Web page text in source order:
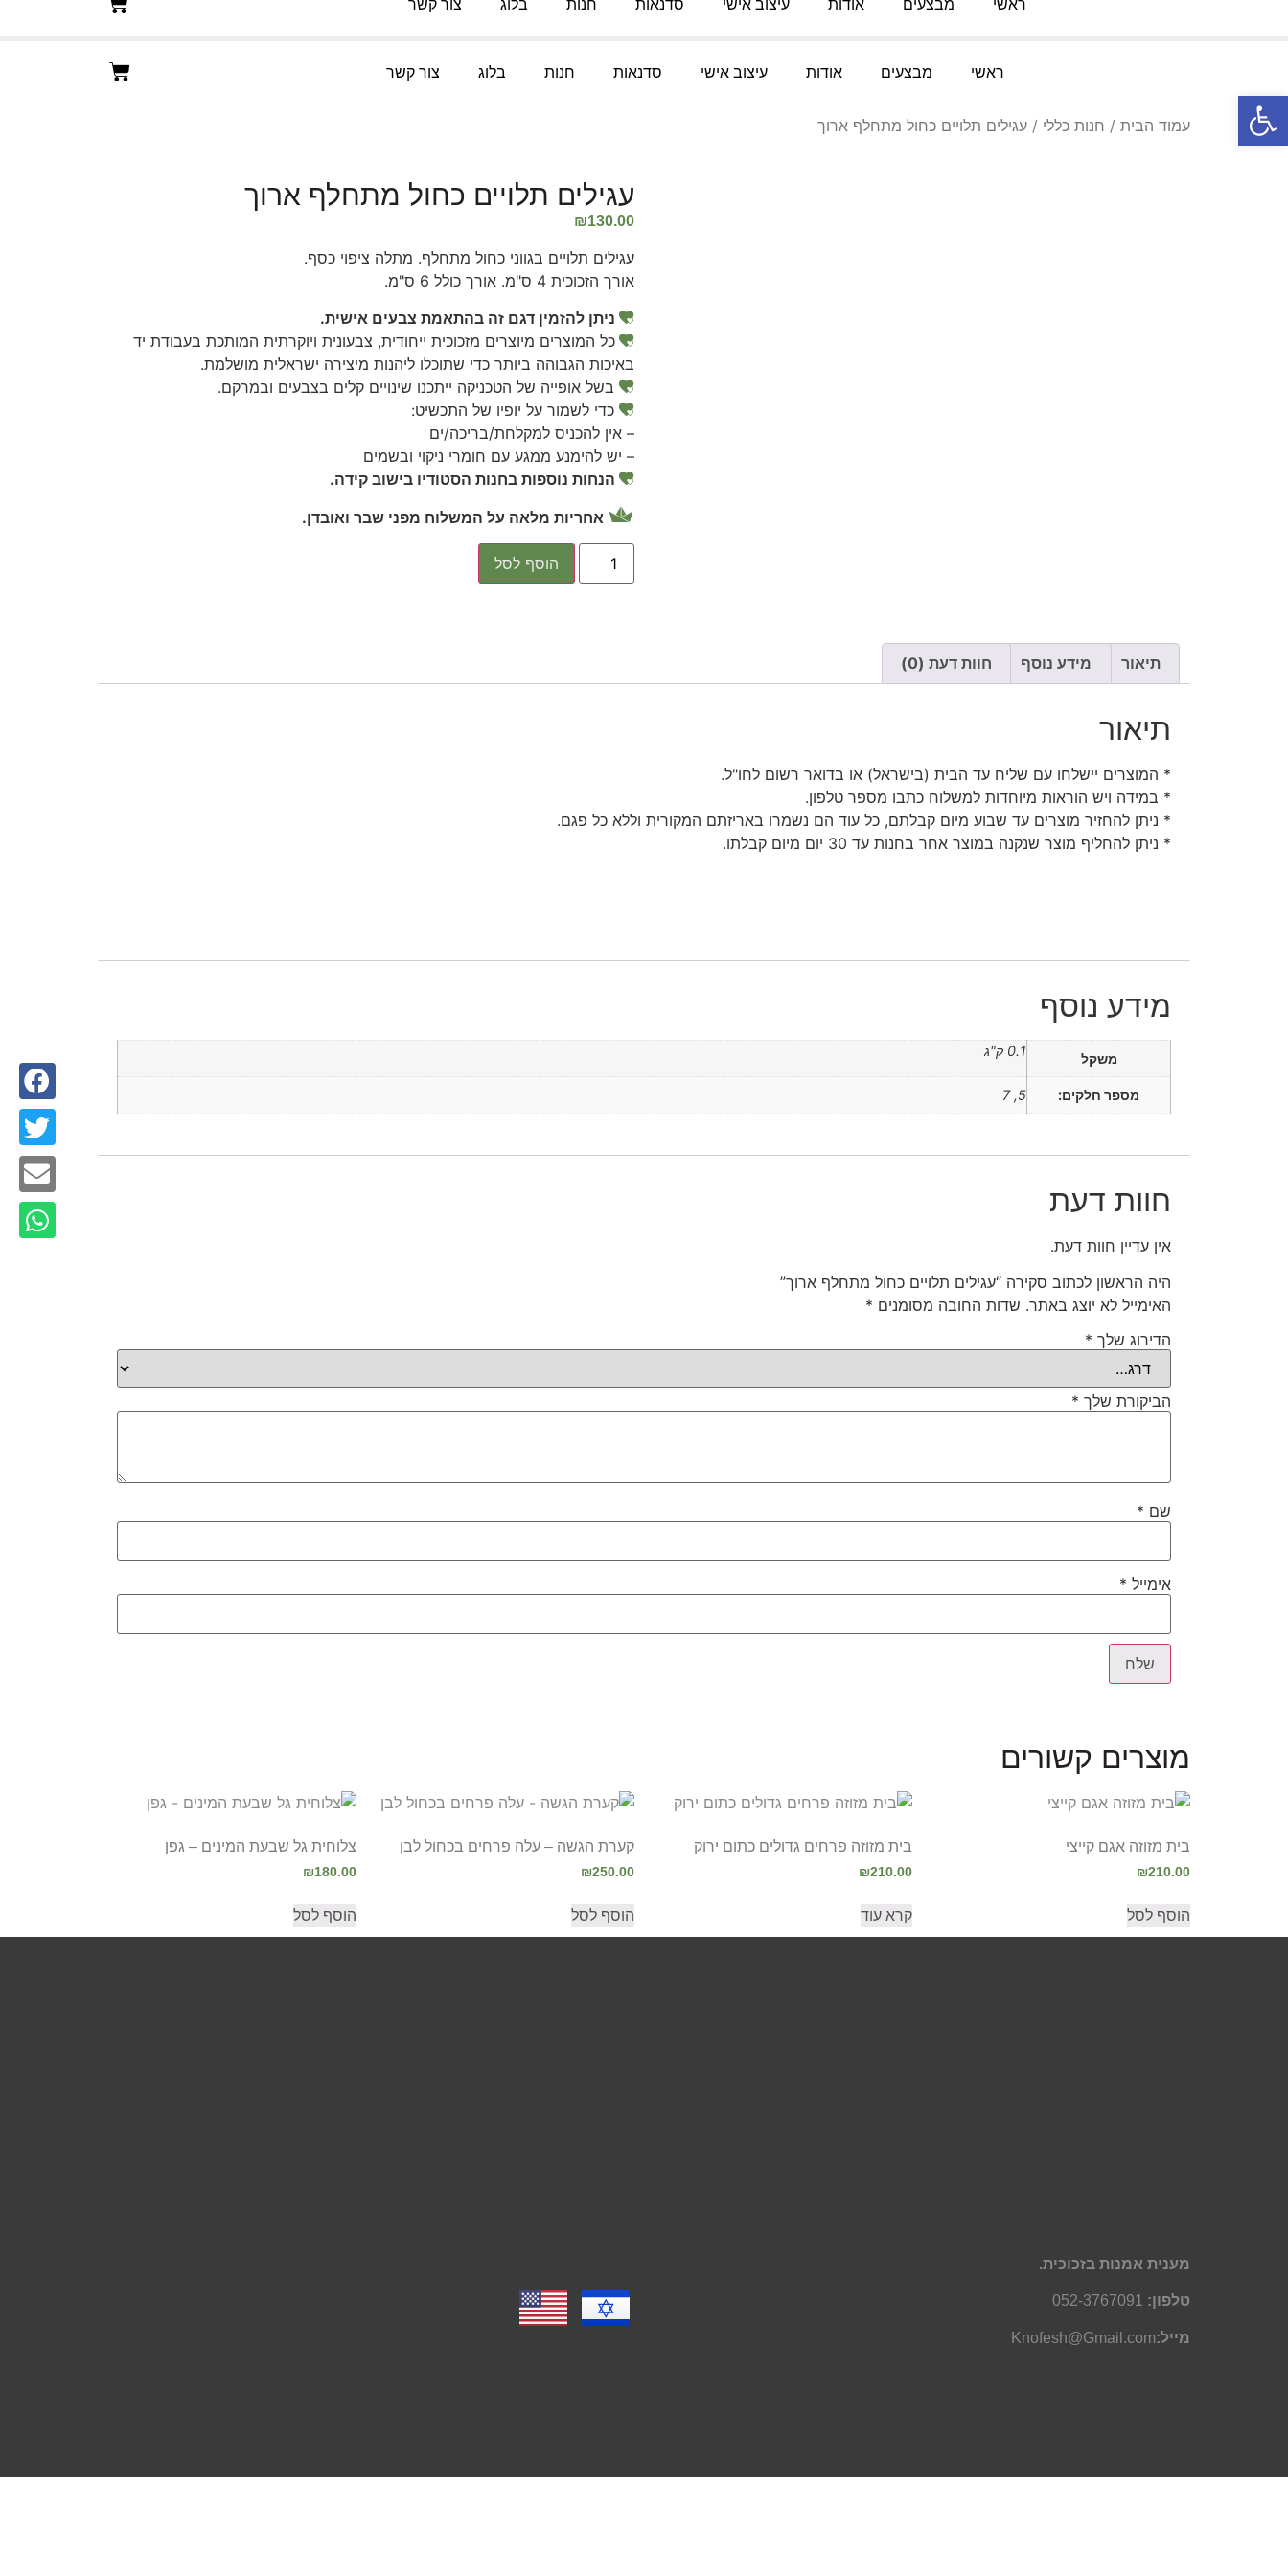
ראשי מבצעים אודות עיצוב אישי סדנאות חנות בלוג צור קשר
ראשי מבצעים אודות עיצוב אישי סדנאות חנות בלוג צור קשר
עמוד הבית / חנות כללי / עגילים תלויים כחול מתחלף ארוך
עגילים תלויים כחול מתחלף ארוך
₪130.00
עגילים תלויים בגווני כחול מתחלף. מתלה ציפוי כסף.
אורך הזכוכית 4 ס"מ. אורך כולל 6 ס"מ.
ניתן להזמין דגם זה בהתאמת צבעים אישית.
כל המוצרים מיוצרים מזכוכית ייחודית, צבעונית ויוקרתית המותכת בעבודת יד
באיכות הגבוהה ביותר כדי שתוכלו ליהנות מיצירה ישראלית מושלמת.
בשל אופייה של הטכניקה ייתכנו שינויים קלים בצבעים ובמרקם.
כדי לשמור על יופיו של התכשיט:
– אין להכניס למקלחת/בריכה/ים
– יש להימנע ממגע עם חומרי ניקוי ובשמים
הנחות נוספות בחנות הסטודיו בישוב קידה.
אחריות מלאה על המשלוח מפני שבר ואובדן.
הוסף לסל
תיאור מידע נוסף חוות דעת (0)
תיאור
* המוצרים יישלחו עם שליח עד הבית (בישראל) או בדואר רשום לחו"ל.
* במידה ויש הוראות מיוחדות למשלוח כתבו מספר טלפון.
* ניתן להחזיר מוצרים עד שבוע מיום קבלתם, כל עוד הם נשמרו באריזתם המקורית וללא כל פגם.
* ניתן להחליף מוצר שנקנה במוצר אחר בחנות עד 30 יום מיום קבלתו.
מידע נוסף
משקל 0.1 ק"ג
מספר חלקים: 5, 7
חוות דעת
אין עדיין חוות דעת.
היה הראשון לכתוב סקירה “עגילים תלויים כחול מתחלף ארוך”
האימייל לא יוצג באתר. שדות החובה מסומנים *
הדירוג שלך *
הביקורת שלך *
שם *
אימייל *
מוצרים קשורים
בית מזוזה אגם קייצי
₪210.00
הוסף לסל
בית מזוזה פרחים גדולים כתום ירוק
₪210.00
קרא עוד
קערת הגשה – עלה פרחים בכחול לבן
₪250.00
הוסף לסל
צלוחית גל שבעת המינים – גפן
₪180.00
הוסף לסל
מענית אמנות בזכוכית.
טלפון: 052-3767091
מייל:Knofesh@Gmail.com
פתח סרגל נגישות